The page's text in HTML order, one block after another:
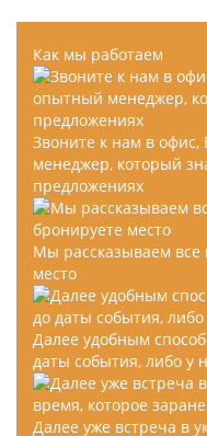
Как мы работаем
Звоните к нам в офис,
менеджер, который
предложениях
Мы рассказываем
место
Далее удобным
даты события, либо у
Далее уже встреча в